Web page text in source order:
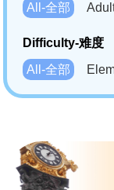
All-全部
Difficulty-难度
All-全部